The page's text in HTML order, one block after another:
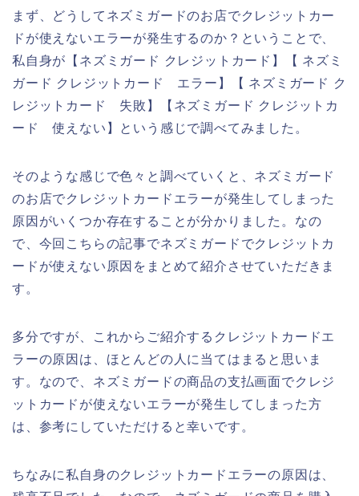
まず、どうしてネズミガードのお店でクレジットカー
ドが使えないエラーが発生するのか？ということで、
私自身が【ネズミガード クレジットカード】【 ネズミ
ガード クレジットカード エラー】【 ネズミガード ク
レジットカード 失敗】【ネズミガード クレジットカ
ード 使えない】という感じで調べてみました。
そのような感じで色々と調べていくと、ネズミガード
のお店でクレジットカードエラーが発生してしまった
原因がいくつか存在することが分かりました。なの
で、今回こちらの記事でネズミガードでクレジットカ
ードが使えない原因をまとめて紹介させていただきま
す。
多分ですが、これからご紹介するクレジットカードエ
ラーの原因は、ほとんどの人に当てはまると思いま
す。なので、ネズミガードの商品の支払画面でクレジ
ットカードが使えないエラーが発生してしまった方
は、参考にしていただけると幸いです。
ちなみに私自身のクレジットカードエラーの原因は、